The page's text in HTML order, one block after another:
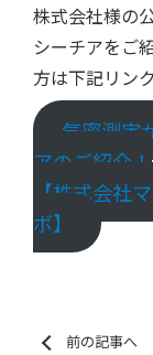
株式会社様の
シーチアをご
方は下記リン
気密測定
アのご紹介！
【株式会社
ボ】
前の記事へ